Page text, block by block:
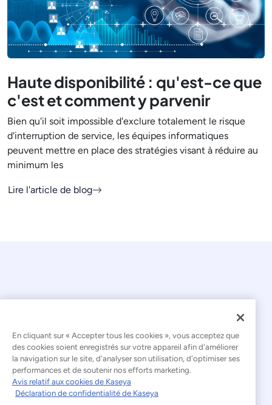
Haute disponibilité : qu'est-ce que
c'est et comment y parvenir
Bien qu'il soit impossible d'exclure totalement le risque
d'interruption de service, les équipes informatiques
peuvent mettre en place des stratégies visant à réduire au
minimum les
Lire l'article de blog
© 2026 Kaseya. Tous droits réservés.
Français
Déclaration relative à l'esclavage moderne
En cliquant sur « Accepter tous les cookies », vous acceptez que
des cookies soient enregistrés sur votre appareil afin d'améliorer
la navigation sur le site, d'analyser son utilisation, d'optimiser ses
performances et de soutenir nos efforts marketing.
Avis relatif aux cookies de Kaseya
Déclaration de confidentialité de Kaseya